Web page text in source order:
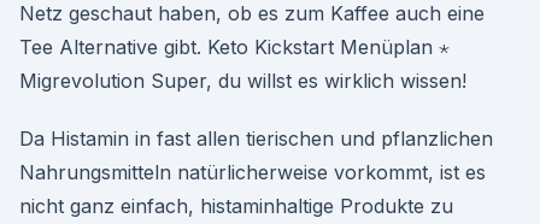
Netz geschaut haben, ob es zum Kaffee auch eine
Tee Alternative gibt. Keto Kickstart Menüplan ⋆
Migrevolution Super, du willst es wirklich wissen!
Da Histamin in fast allen tierischen und pflanzlichen
Nahrungsmitteln natürlicherweise vorkommt, ist es
nicht ganz einfach, histaminhaltige Produkte zu